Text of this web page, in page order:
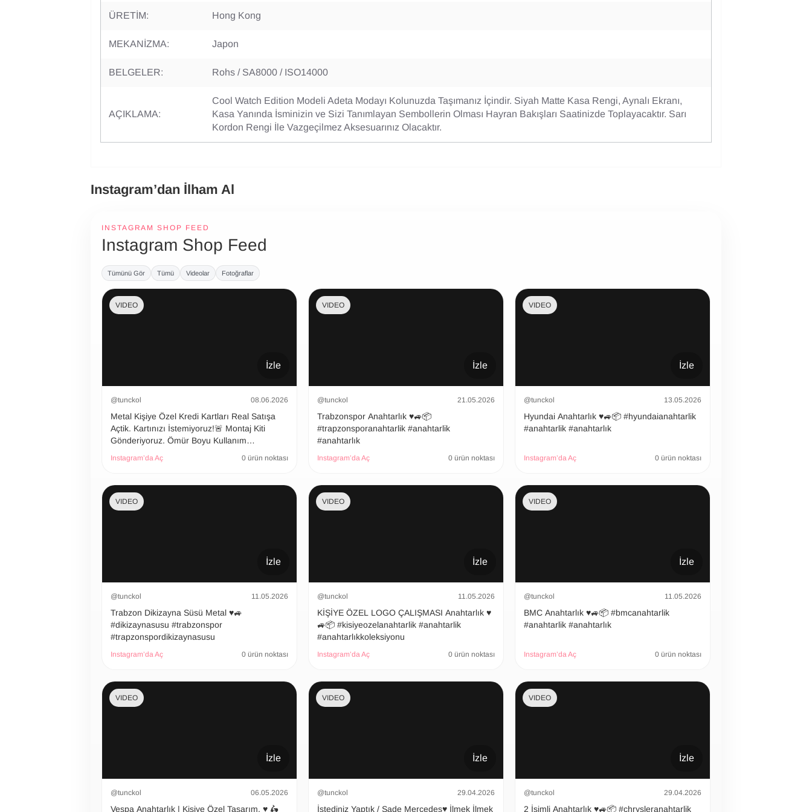
ÜRETİM: Hong Kong
MEKANİZMA: Japon
BELGELER: Rohs / SA8000 / ISO14000
AÇIKLAMA:
Cool Watch Edition Modeli Adeta Modayı Kolunuzda Taşımanız İçindir. Siyah Matte Kasa Rengi, Aynalı Ekranı,
Kasa Yanında İsminizin ve Sizi Tanımlayan Sembollerin Olması Hayran Bakışları Saatinizde Toplayacaktır. Sarı
Kordon Rengi İle Vazgeçilmez Aksesuarınız Olacaktır.
Instagram’dan İlham Al
INSTAGRAM SHOP FEED
Instagram Shop Feed
Tümünü Gör Tümü Videolar Fotoğraflar
İzle
VIDEO
@tunckol 08.06.2026
Metal Kişiye Özel Kredi Kartları Real Satışa
Açtik. Kartınızı İstemiyoruz!🚨 Montaj Kiti
Gönderiyoruz. Ömür Boyu Kullanım…
Instagram’da Aç 0 ürün noktası
İzle
VIDEO
@tunckol 21.05.2026
Trabzonspor Anahtarlık ♥️🚙📦
#trapzonsporanahtarlik #anahtarlik
#anahtarlık
Instagram’da Aç 0 ürün noktası
İzle
VIDEO
@tunckol 13.05.2026
Hyundai Anahtarlık ♥️🚙📦 #hyundaianahtarlik
#anahtarlik #anahtarlık
Instagram’da Aç 0 ürün noktası
İzle
VIDEO
@tunckol 11.05.2026
Trabzon Dikizayna Süsü Metal ♥️🚙
#dikizaynasusu #trabzonspor
#trapzonspordikizaynasusu
Instagram’da Aç 0 ürün noktası
İzle
VIDEO
@tunckol 11.05.2026
KİŞİYE ÖZEL LOGO ÇALIŞMASI Anahtarlık ♥️
🚙📦 #kisiyeozelanahtarlik #anahtarlik
#anahtarlıkkoleksiyonu
Instagram’da Aç 0 ürün noktası
İzle
VIDEO
@tunckol 11.05.2026
BMC Anahtarlık ♥️🚙📦 #bmcanahtarlik
#anahtarlik #anahtarlık
Instagram’da Aç 0 ürün noktası
İzle
VIDEO
@tunckol 06.05.2026
Vespa Anahtarlık | Kişiye Özel Tasarım. ♥️ 🛵
İzle
VIDEO
@tunckol 29.04.2026
İstediniz Yaptık / Sade Mercedes♥️ İlmek İlmek
İzle
VIDEO
@tunckol 29.04.2026
2 İsimli Anahtarlık ♥️🚙📦 #chrysleranahtarlik